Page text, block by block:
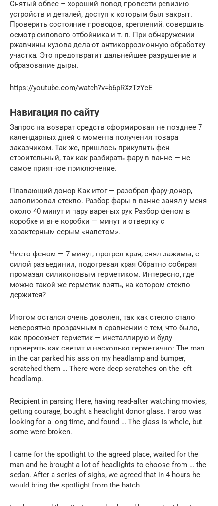
Снятый обвес – хороший повод провести ревизию
устройств и деталей, доступ к которым был закрыт.
Проверить состояние проводов, креплений, совершить
осмотр силового отбойника и т. п. При обнаружении
ржавчины кузова делают антикоррозионную обработку
участка. Это предотвратит дальнейшее разрушение и
образование дыры.
https://youtube.com/watch?v=b6pRXzTzYcE
Навигация по сайту
Запрос на возврат средств сформирован не позднее 7
календарных дней с момента получения товара
заказчиком. Так же, пришлось прикупить фен
строительный, так как разбирать фару в ванне — не
самое приятное приключение.
Плавающий донор Как итог — разобрал фару-донор,
заполировал стекло. Разбор фары в ванне занял у меня
около 40 минут и пару вареных рук Разбор феном в
коробке и вне коробки — минут и отвертку с
характерным серым «налетом».
Чисто феном — 7 минут, прогрел края, снял зажимы, с
силой разъединил, подогревая края Обратно собирая
промазал силиконовым герметиком. Интересно, где
можно такой же герметик взять, на котором стекло
держится?
Итогом остался очень доволен, так как стекло стало
невероятно прозрачным в сравнении с тем, что было,
как просохнет герметик — инсталлирую и буду
проверять как светит и насколько герметично: The man
in the car parked his ass on my headlamp and bumper,
scratched them … There were deep scratches on the left
headlamp.
Recipient in parsing Here, having read-after watching movies,
getting courage, bought a headlight donor glass. Faroo was
looking for a long time, and found … The glass is whole, but
some were broken.
I came for the spotlight to the agreed place, waited for the
man and he brought a lot of headlights to choose from … the
sedan. After a series of sighs, we agreed that in 4 hours he
would bring the spotlight from the hatch.